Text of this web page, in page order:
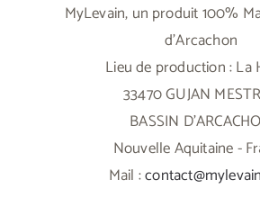
MyLevain, un produit 100%
d'Arcachon
Lieu de production : La
33470 GUJAN
BASSIN
Nouvelle Aquitaine -
Mail :